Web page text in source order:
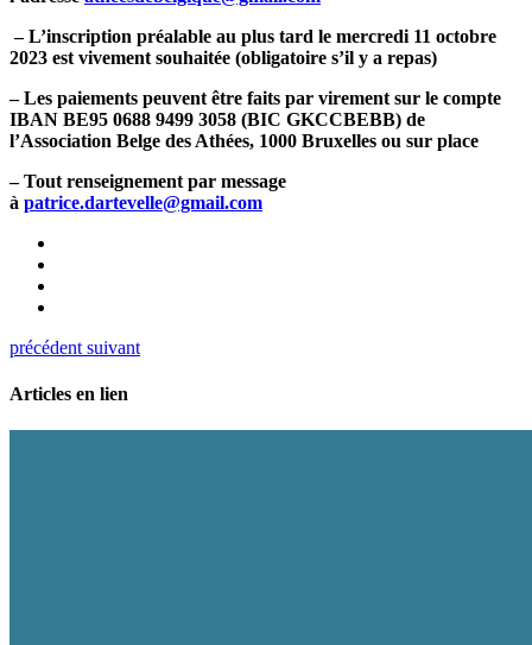
– L’inscription préalable au plus tard le mercredi 11 octobre
2023 est vivement souhaitée (obligatoire s’il y a repas)
– Les paiements peuvent être faits par virement sur le compte
IBAN BE95 0688 9499 3058 (BIC GKCCBEBB) de
l’Association Belge des Athées, 1000 Bruxelles ou sur place
– Tout renseignement par message
à patrice.dartevelle@gmail.com
précédent suivant
Articles en lien